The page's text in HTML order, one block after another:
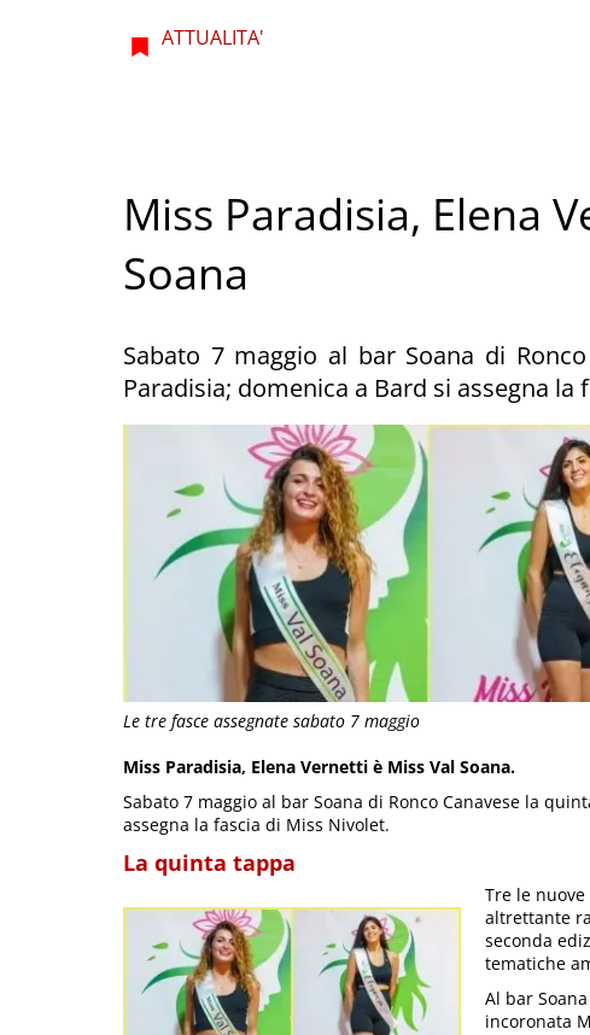
Le tre fasce assegnate sabato 7 maggio
ATTUALITA'
Miss Paradisia, Elena
Soana
Sabato 7 maggio al bar Soana di
Paradisia; domenica a Bard si assegna la
Miss Paradisia, Elena Vernetti è Miss Val Soana.
Sabato 7 maggio al bar Soana di Ronco Canavese la
assegna la fascia di Miss Nivolet.
La quinta tappa
Tre le
altrettante
seconda
tematiche
Al bar
incoronata